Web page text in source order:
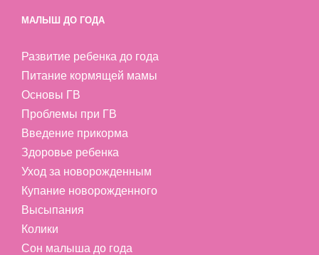
МАЛЫШ ДО ГОДА
Развитие ребенка до года
Питание кормящей мамы
Основы ГВ
Проблемы при ГВ
Введение прикорма
Здоровье ребенка
Уход за новорожденным
Купание новорожденного
Высыпания
Колики
Сон малыша до года